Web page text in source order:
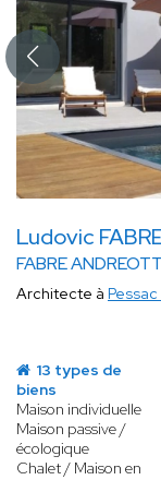
Ludovic
FABRE
Architecte à
13 types de
biens
Maison individuelle
Maison passive /
écologique
Chalet / Maison en